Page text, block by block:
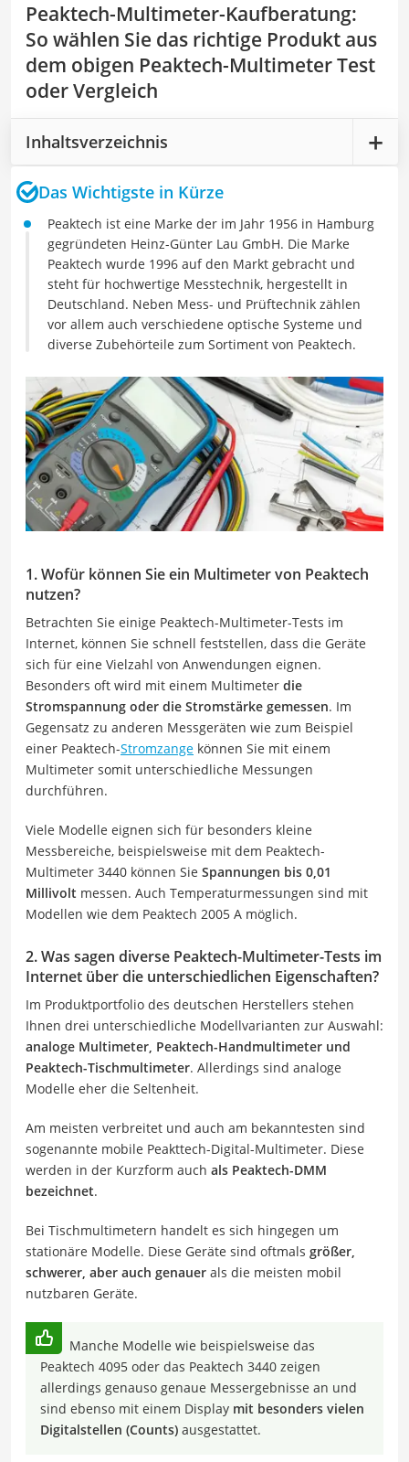
Peaktech-Multimeter-Kaufberatung:
So wählen Sie das richtige Produkt aus
dem obigen Peaktech-Multimeter Test
oder Vergleich
Inhaltsverzeichnis
Das Wichtigste in Kürze
Peaktech ist eine Marke der im Jahr 1956 in Hamburg
gegründeten Heinz-Günter Lau GmbH. Die Marke
Peaktech wurde 1996 auf den Markt gebracht und
steht für hochwertige Messtechnik, hergestellt in
Deutschland. Neben Mess- und Prüftechnik zählen
vor allem auch verschiedene optische Systeme und
diverse Zubehörteile zum Sortiment von Peaktech.
1. Wofür können Sie ein Multimeter von Peaktech
nutzen?
Betrachten Sie einige Peaktech-Multimeter-Tests im
Internet, können Sie schnell feststellen, dass die Geräte
sich für eine Vielzahl von Anwendungen eignen.
Besonders oft wird mit einem Multimeter die
Stromspannung oder die Stromstärke gemessen. Im
Gegensatz zu anderen Messgeräten wie zum Beispiel
einer Peaktech-Stromzange können Sie mit einem
Multimeter somit unterschiedliche Messungen
durchführen.
Viele Modelle eignen sich für besonders kleine
Messbereiche, beispielsweise mit dem Peaktech-
Multimeter 3440 können Sie Spannungen bis 0,01
Millivolt messen. Auch Temperaturmessungen sind mit
Modellen wie dem Peaktech 2005 A möglich.
2. Was sagen diverse Peaktech-Multimeter-Tests im
Internet über die unterschiedlichen Eigenschaften?
Im Produktportfolio des deutschen Herstellers stehen
Ihnen drei unterschiedliche Modellvarianten zur Auswahl:
analoge Multimeter, Peaktech-Handmultimeter und
Peaktech-Tischmultimeter. Allerdings sind analoge
Modelle eher die Seltenheit.
Am meisten verbreitet und auch am bekanntesten sind
sogenannte mobile Peakttech-Digital-Multimeter. Diese
werden in der Kurzform auch als Peaktech-DMM
bezeichnet.
Bei Tischmultimetern handelt es sich hingegen um
stationäre Modelle. Diese Geräte sind oftmals größer,
schwerer, aber auch genauer als die meisten mobil
nutzbaren Geräte.
Manche Modelle wie beispielsweise das
Peaktech 4095 oder das Peaktech 3440 zeigen
allerdings genauso genaue Messergebnisse an und
sind ebenso mit einem Display mit besonders vielen
Digitalstellen (Counts) ausgestattet.